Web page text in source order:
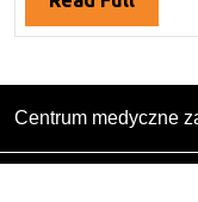
Full
Centrum medyczne